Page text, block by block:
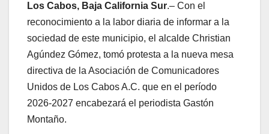
Los Cabos, Baja California Sur.– Con el
reconocimiento a la labor diaria de informar a la
sociedad de este municipio, el alcalde Christian
Agúndez Gómez, tomó protesta a la nueva mesa
directiva de la Asociación de Comunicadores
Unidos de Los Cabos A.C. que en el período
2026-2027 encabezará el periodista Gastón
Montaño.